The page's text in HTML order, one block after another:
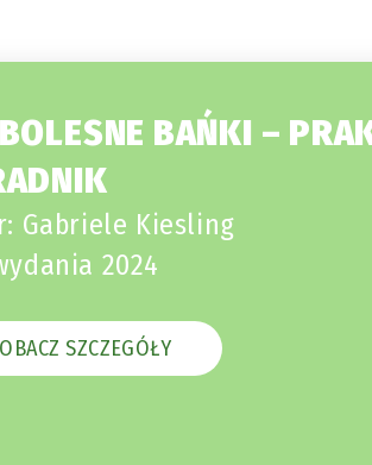
BAŃKI –
Gabriele Kiesling
2024
SZCZEGÓŁY